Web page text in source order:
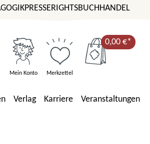
PRESSERIGHTSBUCHHANDEL
Mein Konto Merkzettel
0,00 €*
Verlag Karriere Veranstaltungen